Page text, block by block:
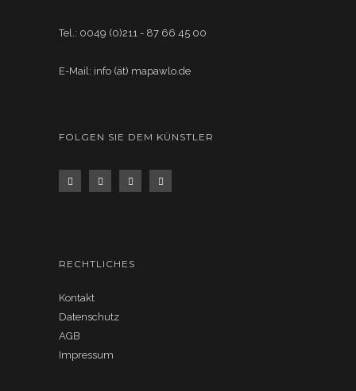
Tel.: 0049 (0)211 - 87 66 45 00
E-Mail: info (ät) mapawlo.de
FOLGEN SIE DEM KÜNSTLER
RECHTLICHES
Kontakt
Datenschutz
AGB
Impressum